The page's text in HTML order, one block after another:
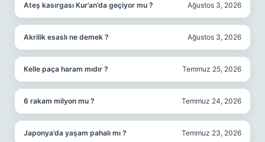
Ateş kasırgası Kur’an’da geçiyor mu ? Ağustos 3, 2026
Akrilik esaslı ne demek ? Ağustos 3, 2026
Kelle paça haram mıdır ? Temmuz 25, 2026
6 rakam milyon mu ? Temmuz 24, 2026
Japonya’da yaşam pahalı mı ? Temmuz 23, 2026